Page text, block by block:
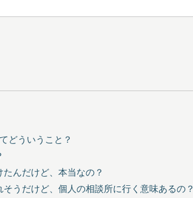
どういうこと？
んだけど、本当なの？
うだけど、個人の相談所に行く意味あるの？